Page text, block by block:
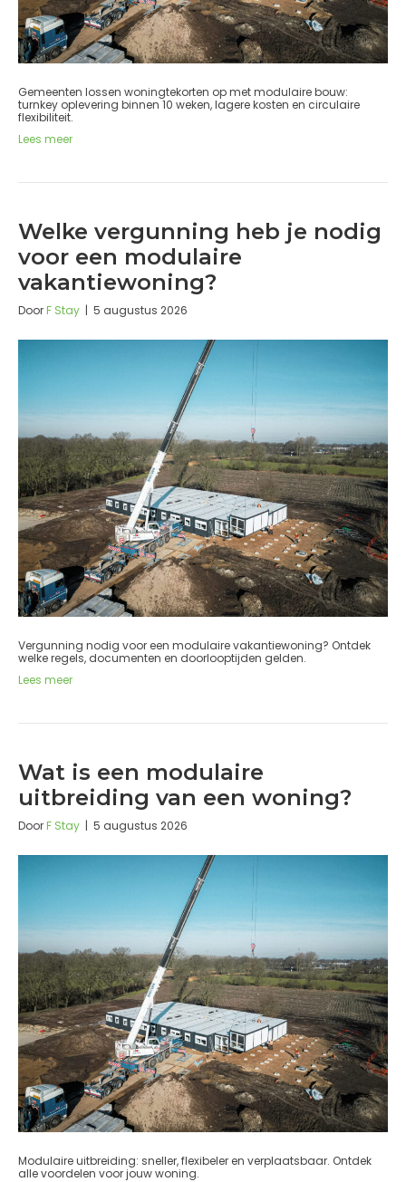
Gemeenten lossen woningtekorten op met modulaire bouw:
turnkey oplevering binnen 10 weken, lagere kosten en circulaire
flexibiliteit.
Lees meer
Welke vergunning heb je nodig
voor een modulaire
vakantiewoning?
DoorF Stay | 5 augustus 2026
Vergunning nodig voor een modulaire vakantiewoning? Ontdek
welke regels, documenten en doorlooptijden gelden.
Lees meer
Wat is een modulaire
uitbreiding van een woning?
DoorF Stay | 5 augustus 2026
Modulaire uitbreiding: sneller, flexibeler en verplaatsbaar. Ontdek
alle voordelen voor jouw woning.